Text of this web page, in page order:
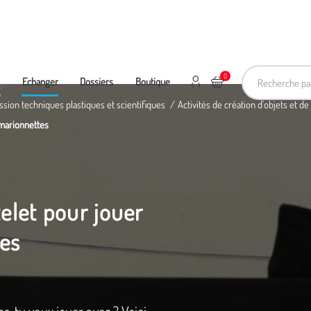
Recherche
Echanger Dossiers Boutique 0
Ajouter au panier
Mon compte
techniques plastiques et scientifiques
Activités de création d'objets et
pour jouer